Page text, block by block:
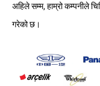
अहिले सम्म, हाम्रो कम्पनीले
गरेको छ।